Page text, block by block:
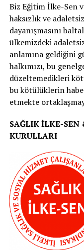
Biz Eğitim İlke-Sen
haksızlık ve
dayanışmasını
ülkemizdeki
anlamına geldiğini
halkımızı, bu
düzeltemedikleri
bu kötülüklerin
etmekte
SAĞLIK İLKE-
KURULLARI